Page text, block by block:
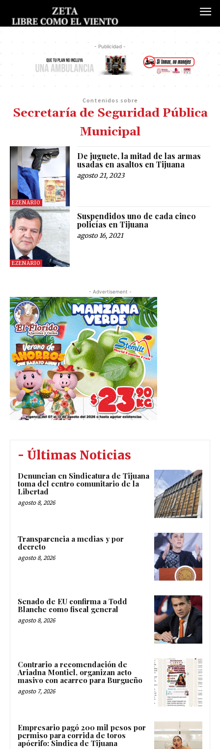
- Publicidad -
Contenidos sobre
Secretaría de Seguridad Pública
Municipal
EZENARIO
De juguete, la mitad de las armas
usadas en asaltos en Tijuana
agosto 21, 2023
EZENARIO
Suspendidos uno de cada cinco
policías en Tijuana
agosto 16, 2021
- Advertisement -
- Últimas Noticias
Denuncian en Sindicatura de Tijuana
toma del centro comunitario de la
Libertad
agosto 8, 2026
Transparencia a medias y por
decreto
agosto 8, 2026
Senado de EU confirma a Todd
Blanche como fiscal general
agosto 8, 2026
Contrario a recomendación de
Ariadna Montiel, organizan acto
masivo con acarreo para Burgueño
agosto 7, 2026
Empresario pagó 200 mil pesos por
permiso para corrida de toros
apócrifo: Sindica de Tijuana